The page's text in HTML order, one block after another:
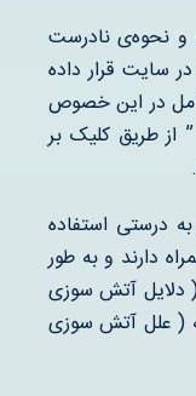
و نحوه‌ی نادرست
سایت قرار داده
در این خصوص
از طریق کلیک بر
درستی استفاده
دارند و به طور
دلایل آتش سوزی
( علل آتش سوزی